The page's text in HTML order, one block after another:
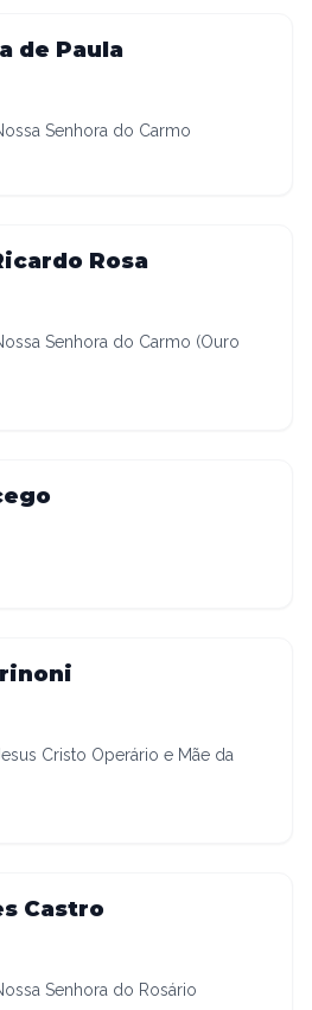
de Paula
Senhora do Carmo
Rosa
Senhora do Carmo (Ouro
Cristo Operário e Mãe da
Castro
Senhora do Rosário